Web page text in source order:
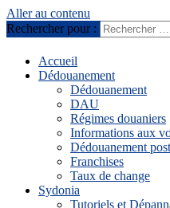
Aller au contenu
Rechercher pour :
Accueil
Dédouanement
Dédouanement
DAU
Régimes douaniers
Informations aux
Dédouanement
Franchises
Taux de change
Sydonia
Tutoriels et